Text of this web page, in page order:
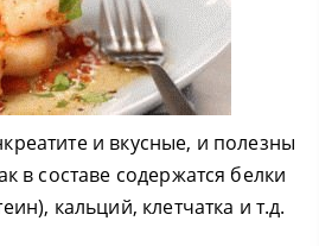
и вкусные, и полезны
в составе содержатся белки
кальций, клетчатка и т.д.